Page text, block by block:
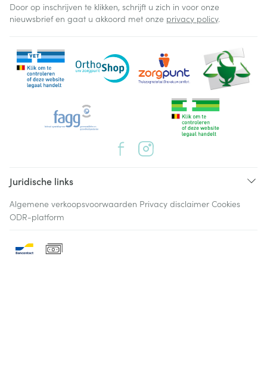
Door op inschrijven te klikken, schrijft u zich in voor onze
nieuwsbrief en gaat u akkoord met onze privacy policy.
Juridische links
Algemene verkoopsvoorwaarden Privacy disclaimer Cookies
ODR-platform